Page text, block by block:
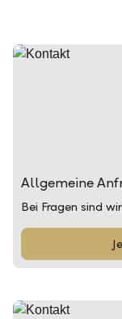
Allgemeine
Bei Fragen sind